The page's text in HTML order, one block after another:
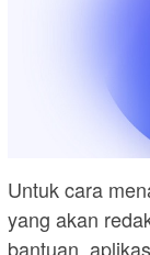
Untuk cara
yang akan
bantuan